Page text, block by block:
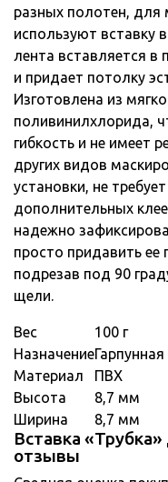
разных полотен,
используют вставку
лента вставляется в
и придает потолку
Изготовлена из
поливинилхлорида,
гибкость и не имеет
других видов
установки, не
дополнительных
надежно
просто придавить ее
подрезав под 90
щели.
Вес
100 г
Назначение
Материал
ПВХ
Высота
8,7 мм
Ширина
8,7 мм
Вставка
отзывы